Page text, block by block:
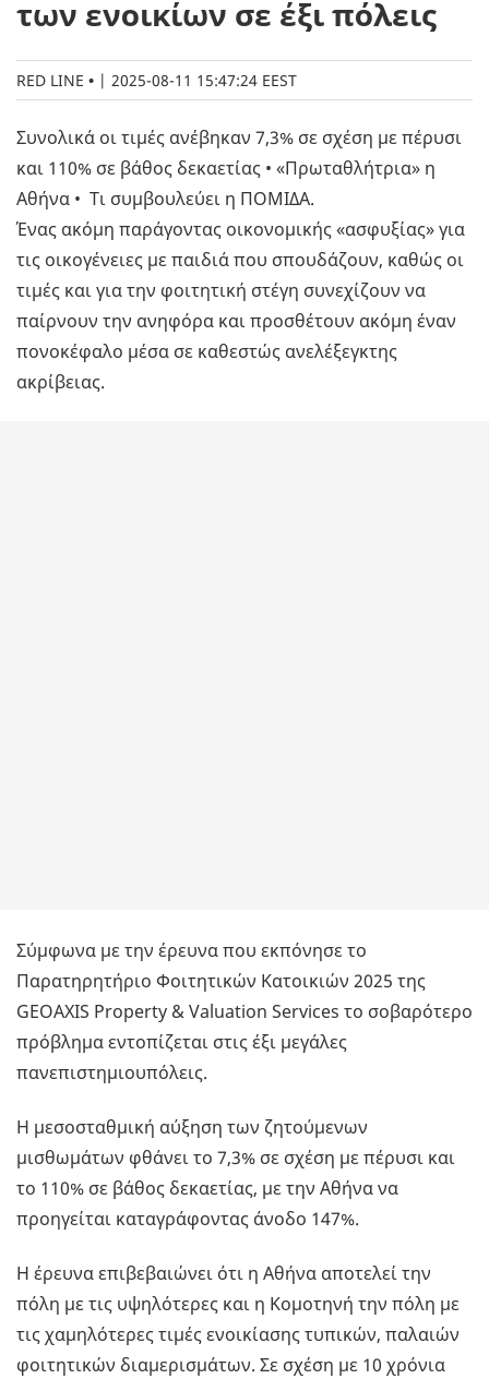
των ενοικίων σε έξι πόλεις
RED LINE | 2025-08-11 15:47:24 EEST
Συνολικά οι τιμές ανέβηκαν 7,3% σε σχέση με πέρυσι
και 110% σε βάθος δεκαετίας • «Πρωταθλήτρια» η
Αθήνα • Τι συμβουλεύει η ΠΟΜΙΔΑ.
Ένας ακόμη παράγοντας οικονομικής «ασφυξίας» για
τις οικογένειες με παιδιά που σπουδάζουν, καθώς οι
τιμές και για την φοιτητική στέγη συνεχίζουν να
παίρνουν την ανηφόρα και προσθέτουν ακόμη έναν
πονοκέφαλο μέσα σε καθεστώς ανελέξεγκτης
ακρίβειας.
Σύμφωνα με την έρευνα που εκπόνησε το
Παρατηρητήριο Φοιτητικών Κατοικιών 2025 της
GEOAXIS Property & Valuation Services το σοβαρότερο
πρόβλημα εντοπίζεται στις έξι μεγάλες
πανεπιστημιουπόλεις.
Η μεσοσταθμική αύξηση των ζητούμενων
μισθωμάτων φθάνει το 7,3% σε σχέση με πέρυσι και
το 110% σε βάθος δεκαετίας, με την Αθήνα να
προηγείται καταγράφοντας άνοδο 147%.
Η έρευνα επιβεβαιώνει ότι η Αθήνα αποτελεί την
πόλη με τις υψηλότερες και η Κομοτηνή την πόλη με
τις χαμηλότερες τιμές ενοικίασης τυπικών, παλαιών
φοιτητικών διαμερισμάτων. Σε σχέση με 10 χρόνια